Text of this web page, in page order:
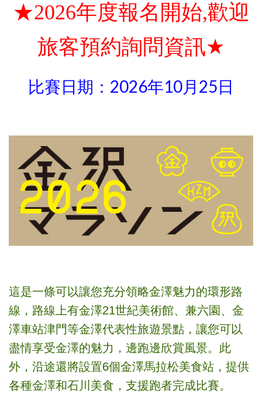
★2026年度報名開始,歡迎
旅客預約詢問資訊★
比賽日期：2026年10月25日
這是一條可以讓您充分領略金澤魅力的環形路
線，路線上有金澤21世紀美術館、兼六園、金
澤車站津門等金澤代表性旅遊景點，讓您可以
盡情享受金澤的魅力，邊跑邊欣賞風景。此
外，沿途還將設置6個金澤馬拉松美食站，提供
各種金澤和石川美食，支援跑者完成比賽。